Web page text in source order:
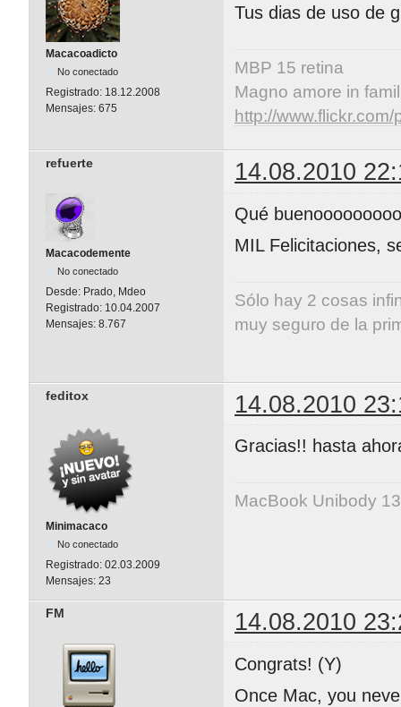
Macacoadicto
No conectado
Registrado: 18.12.2008
Mensajes: 675
Tus dias de uso de
MBP 15 retina
Magno amore in
http://
refuerte 14.08.2010
Macacodemente
No conectado
Desde: Prado, Mdeo
Registrado: 10.04.2007
Mensajes: 8.767
Qué
MIL Felicitaciones,
Sólo hay 2 cosas
muy seguro de la
feditox 14.08.2010
Minimacaco
No conectado
Registrado: 02.03.2009
Mensajes: 23
Gracias!! hasta
MacBook Unibody
FM 14.08.2010
Congrats! (Y)
Once Mac, you